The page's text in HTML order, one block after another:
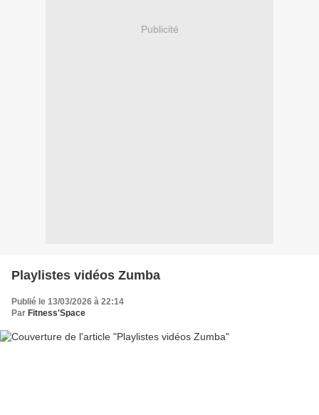
Publicité
Playlistes vidéos Zumba
Publié le 13/03/2026 à 22:14
Par Fitness'Space